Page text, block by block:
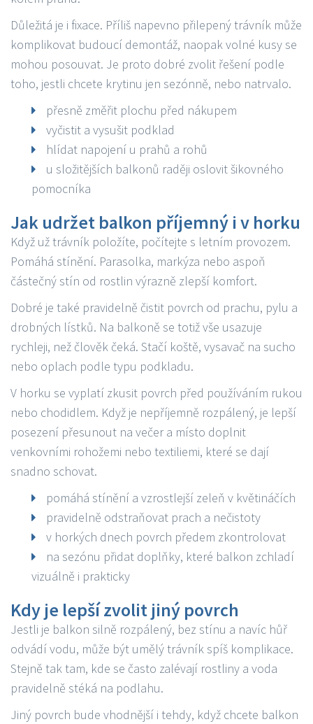
Důležitá je i fixace. Příliš napevno přilepený trávník může
komplikovat budoucí demontáž, naopak volné kusy se
mohou posouvat. Je proto dobré zvolit řešení podle
toho, jestli chcete krytinu jen sezónně, nebo natrvalo.
přesně změřit plochu před nákupem
vyčistit a vysušit podklad
hlídat napojení u prahů a rohů
u složitějších balkonů raději oslovit šikovného
pomocníka
Jak udržet balkon příjemný i v horku
Když už trávník položíte, počítejte s letním provozem.
Pomáhá stínění. Parasolka, markýza nebo aspoň
částečný stín od rostlin výrazně zlepší komfort.
Dobré je také pravidelně čistit povrch od prachu, pylu a
drobných lístků. Na balkoně se totiž vše usazuje
rychleji, než člověk čeká. Stačí koště, vysavač na sucho
nebo oplach podle typu podkladu.
V horku se vyplatí zkusit povrch před používáním rukou
nebo chodidlem. Když je nepříjemně rozpálený, je lepší
posezení přesunout na večer a místo doplnit
venkovními rohožemi nebo textiliemi, které se dají
snadno schovat.
pomáhá stínění a vzrostlejší zeleň v květináčích
pravidelně odstraňovat prach a nečistoty
v horkých dnech povrch předem zkontrolovat
na sezónu přidat doplňky, které balkon zchladí
vizuálně i prakticky
Kdy je lepší zvolit jiný povrch
Jestli je balkon silně rozpálený, bez stínu a navíc hůř
odvádí vodu, může být umělý trávník spíš komplikace.
Stejně tak tam, kde se často zalévají rostliny a voda
pravidelně stéká na podlahu.
Jiný povrch bude vhodnější i tehdy, když chcete balkon